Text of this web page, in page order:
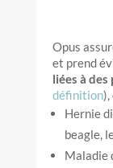
Opus
et prend
liées à
définition),
Hernie
beagle,
Maladie